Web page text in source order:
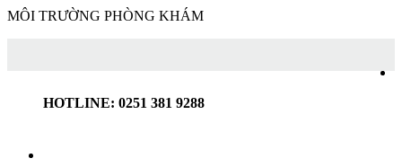
MÔI TRƯỜNG PHÒNG KHÁM
HOTLINE: 0251 381 9288